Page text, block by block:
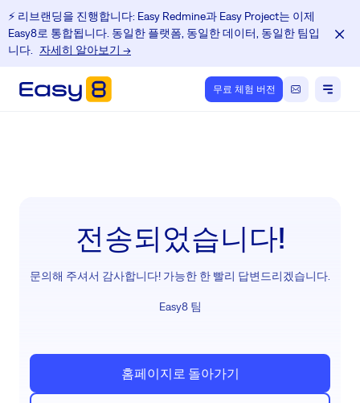
⚡️ 리브랜딩을 진행합니다: Easy Redmine과 Easy Project는 이제
Easy8로 통합됩니다. 동일한 플랫폼, 동일한 데이터, 동일한 팀입
니다.
자세히 알아보기 →
무료 체험 버전
전송되었습니다!
문의해 주셔서 감사합니다! 가능한 한 빨리 답변드리겠습니다.
Easy8 팀
홈페이지로 돌아가기